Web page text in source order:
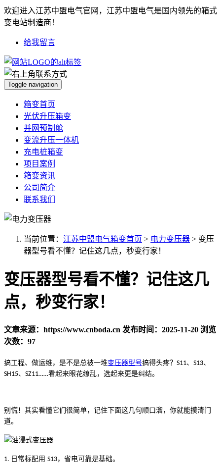
欢迎进入江苏中盟电气官网，江苏中盟电气是国内领先的箱式
变电站制造商！
给我留言
Toggle navigation
箱变首页
光伏升压箱变
并网预制舱
变流升压一体机
充电桩箱变
项目案例
箱变资讯
公司简介
联系我们
当前位置： 江苏中盟电气箱变首页 > 电力变压器 > 变压
器型号看不懂？记住这几点，秒变行家！
变压器型号看不懂？记住这几
点，秒变行家！
文章来源：https://www.cnboda.cn 发布时间：2025-11-20 浏览
次数：97
搞工程、做运维，是不是总被一堆变压器型号搞得头疼？ S11、 S13、
SH15、 SZ11……看起来眼花缭乱，选起来更是纠结。
别慌！其实看懂它们很简单，记住下面这几句顺口溜，你就能摸清门
道。
1. 日常标配用 S13，省电可靠是基础。